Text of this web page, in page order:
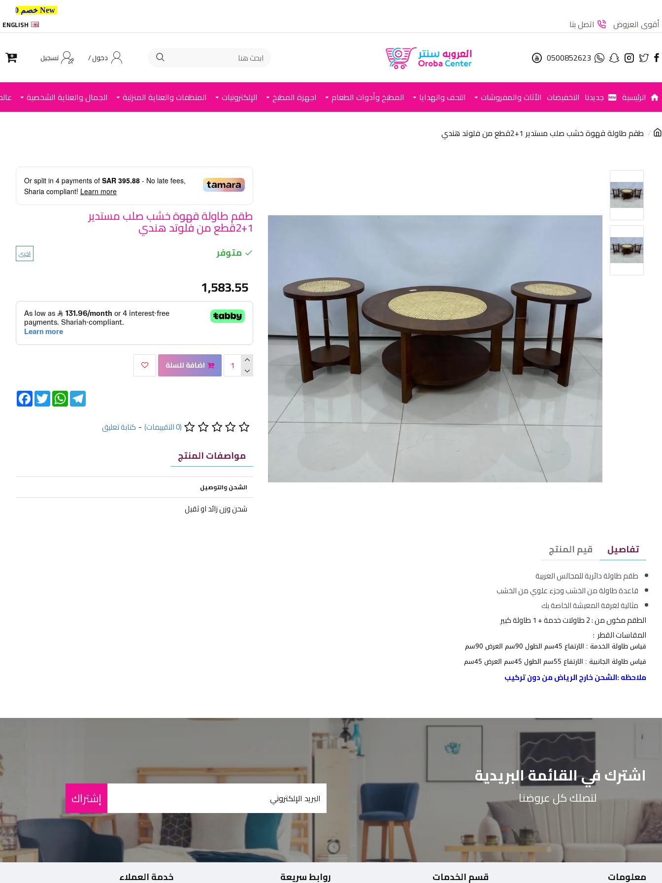
أقوى العروض اتصل بنا ENGLISH
0500852623 دخول / تسجيل
الرئيسية جديدنا التخفيضات الأثاث والمفروشات التحف والهدايا المطبخ وأدوات الطعام اجهزة المطبخ الإلكترونيات المنظفات والعناية المنزلية الجمال والعناية الشخصية
طقم طاولة قهوة خشب صلب مستدير 1+2قطع من فلوتد هندي
Or split in 4 payments of SAR 395.88 - No late fees,
Sharia compliant! Learn more
طقم طاولة قهوة خشب صلب مستدير
1+2قطع من فلوتد هندي
متوفر اخرى
(0 التقييمات) - كتابة تعليق
1,583.55
اضافة للسلة
FacebookTwitter
WhatsAppTelegram
مواصفات المنتج
الشحن والتوصيل
شحن وزن زائد او ثقيل
تفاصيل قيم المنتج
طقم طاولة دائرية للمجالس العربية
قاعدة طاولة من الخشب وجزء علوي من الخشب
مثالية لغرفة المعيشة الخاصة بك
الطقم مكون من : 2 طاولات خدمة + 1 طاولة كبير
المقاسات القطر :
قياس طاولة الخدمة : الارتفاع 45سم الطول 90سم العرض 90سم
قياس طاولة الجانبية : الارتفاع 55سم الطول 45سم العرض 45سم
ملاحظه :الشحن خارج الرياض من دون تركيب
اشترك في القائمة البريدية
لتصلك كل عروضنا إشتراك
معلومات قسم الخدمات روابط سريعة خدمة العملاء